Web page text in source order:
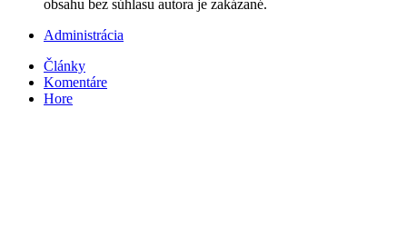
obsahu bez súhlasu autora je zakázané.
Administrácia
Články
Komentáre
Hore